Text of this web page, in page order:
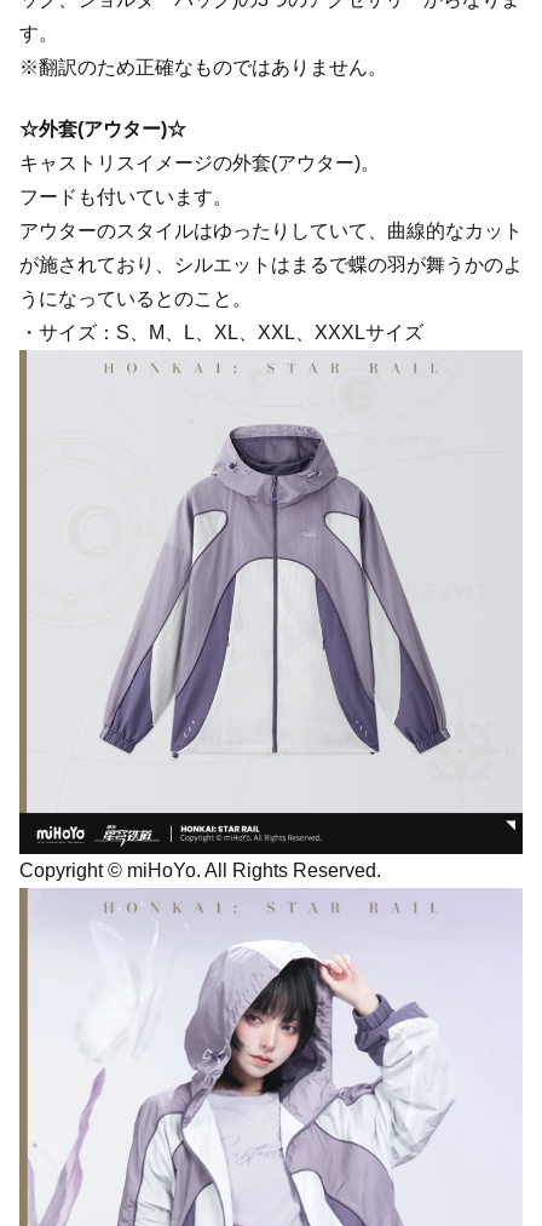
す。
※翻訳のため正確なものではありません。
☆外套(アウター)☆
キャストリスイメージの外套(アウター)。
フードも付いています。
アウターのスタイルはゆったりしていて、曲線的なカット
が施されており、シルエットはまるで蝶の羽が舞うかのよ
うになっているとのこと。
・サイズ：S、M、L、XL、XXL、XXXLサイズ
Copyright © miHoYo. All Rights Reserved.